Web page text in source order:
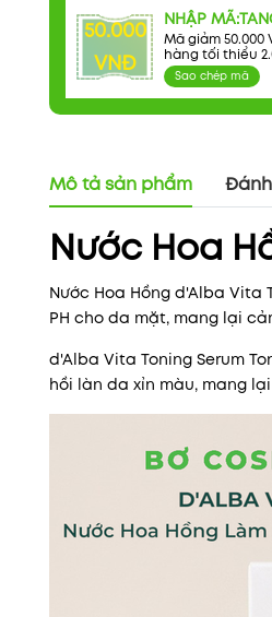
50.000
VNĐ
NHẬP
Mã giảm 50.000
hàng tối thiểu
Sao chép mã
Mô tả sản phẩm
Nước Hoa
Nước Hoa Hồng d'Alba
PH cho da mặt, mang lại
d'Alba Vita Toning Serum
hồi làn da xỉn màu, mang